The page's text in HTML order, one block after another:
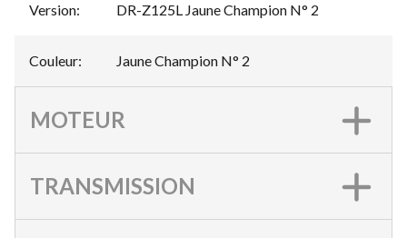
Version: DR-Z125L Jaune Champion N° 2
Couleur: Jaune Champion N° 2
MOTEUR
TRANSMISSION